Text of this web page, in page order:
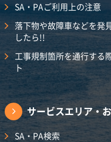
SA・PAご利用上の注意
落下物や故障車などを発
したら!!
工事規制箇所を通行する
ト
サービスエリア・
SA・PA検索